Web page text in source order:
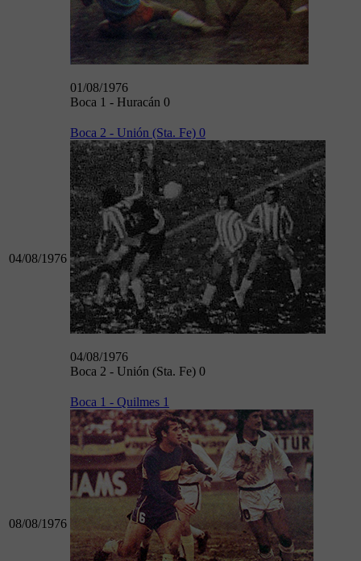
01/08/1976
Boca 1 - Huracán 0
04/08/1976
Boca 2 - Unión (Sta. Fe) 0
04/08/1976
Boca 2 - Unión (Sta. Fe) 0
08/08/1976
Boca 1 - Quilmes 1